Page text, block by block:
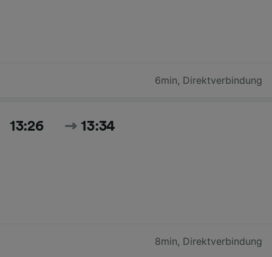
6min, Direktverbindung
13:26 13:34
8min, Direktverbindung